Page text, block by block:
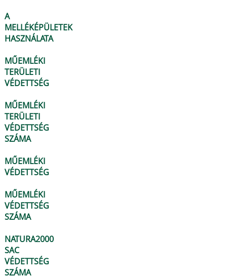
A
MELLÉKÉPÜLETEK
HASZNÁLATA
MŰEMLÉKI
TERÜLETI
VÉDETTSÉG
MŰEMLÉKI
TERÜLETI
VÉDETTSÉG
SZÁMA
MŰEMLÉKI
VÉDETTSÉG
MŰEMLÉKI
VÉDETTSÉG
SZÁMA
NATURA2000
SAC
VÉDETTSÉG
SZÁMA